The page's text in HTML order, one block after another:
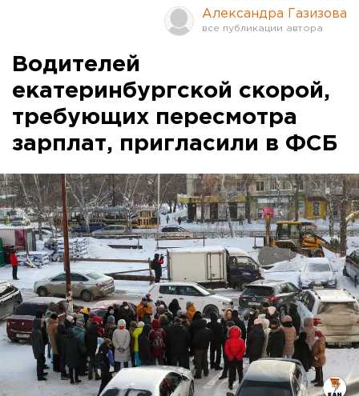
Александра Газизова
Водителей
екатеринбургской скорой,
требующих пересмотра
зарплат, пригласили в ФСБ